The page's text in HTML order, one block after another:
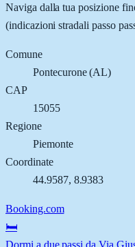
Naviga dalla tua posizione
(indicazioni stradali passo
Comune
Pontecurone(AL)
CAP
15055
Regione
Piemonte
Coordinate
44.9587, 8.9383
Booking.com
🛏️
Dormi a due passi da Via